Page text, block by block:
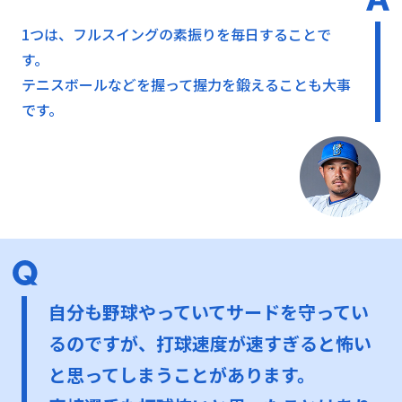
1つは、フルスイングの素振りを毎日することで
す。
テニスボールなどを握って握力を鍛えることも大事
です。
自分も野球やっていてサードを守ってい
るのですが、打球速度が速すぎると怖い
と思ってしまうことがあります。